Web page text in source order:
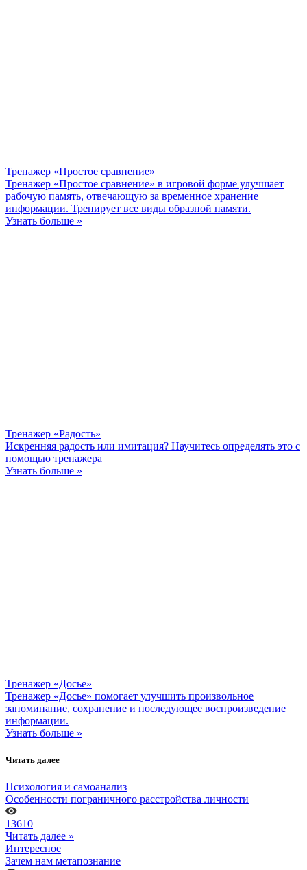
Тренажер «Простое сравнение»
Тренажер «Простое сравнение» в игровой форме улучшает
рабочую память, отвечающую за временное хранение
информации. Тренирует все виды образной памяти.
Узнать больше »
Тренажер «Радость»
Искренняя радость или имитация? Научитесь определять это с
помощью тренажера
Узнать больше »
Тренажер «Досье»
Тренажер «Досье» помогает улучшить произвольное
запоминание, сохранение и последующее воспроизведение
информации.
Узнать больше »
Читать далее
Психология и самоанализ
Особенности пограничного расстройства личности
13610
Читать далее »
Интересное
Зачем нам метапознание